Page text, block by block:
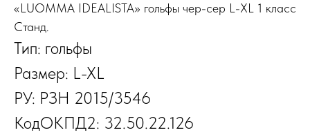
«LUOMMA IDEALISTA» гольфы чер-сер L-XL 1 класс
Станд.
Тип: гольфы
Размер: L-XL
РУ: РЗН 2015/3546
КодОКПД2: 32.50.22.126